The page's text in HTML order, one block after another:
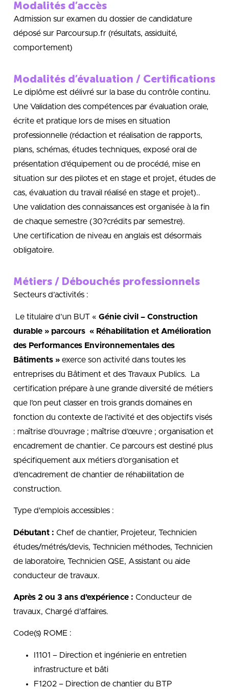
Modalités d’accès
Admission sur examen du dossier de candidature
déposé sur Parcoursup.fr (résultats, assiduité,
comportement)
Modalités d’évaluation / Certifications
Le diplôme est délivré sur la base du contrôle continu.
Une Validation des compétences par évaluation orale,
écrite et pratique lors de mises en situation
professionnelle (rédaction et réalisation de rapports,
plans, schémas, études techniques, exposé oral de
présentation d’équipement ou de procédé, mise en
situation sur des pilotes et en stage et projet, études de
cas, évaluation du travail réalisé en stage et projet)..
Une validation des connaissances est organisée à la fin
de chaque semestre (30?crédits par semestre).
Une certification de niveau en anglais est désormais
obligatoire.
Métiers / Débouchés professionnels
Secteurs d’activités :
Le titulaire d’un BUT « Génie civil – Construction
durable » parcours « Réhabilitation et Amélioration
des Performances Environnementales des
Bâtiments » exerce son activité dans toutes les
entreprises du Bâtiment et des Travaux Publics. La
certification prépare à une grande diversité de métiers
que l’on peut classer en trois grands domaines en
fonction du contexte de l’activité et des objectifs visés
: maîtrise d’ouvrage ; maîtrise d’œuvre ; organisation et
encadrement de chantier. Ce parcours est destiné plus
spécifiquement aux métiers d’organisation et
d’encadrement de chantier de réhabilitation de
construction.
Type d'emplois accessibles :
Débutant : Chef de chantier, Projeteur, Technicien
études/métrés/devis, Technicien méthodes, Technicien
de laboratoire, Technicien QSE, Assistant ou aide
conducteur de travaux.
Après 2 ou 3 ans d’expérience : Conducteur de
travaux, Chargé d’affaires.
Code(s) ROME :
I1101 – Direction et ingénierie en entretien
infrastructure et bâti
F1202 – Direction de chantier du BTP